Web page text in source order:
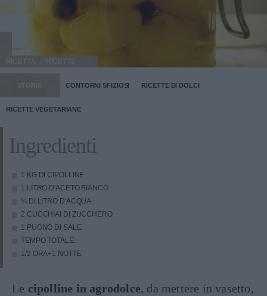
RICETTA
STORIA CONTORNI SFIZIOSI RICETTE DI DOLCI
RICETTE VEGETARIANE
Ingredienti
1 KG DI CIPOLLINE
1 LITRO D'ACETO BIANCO
¼ DI LITRO D'ACQUA
2 CUCCHIAI DI ZUCCHERO
1 PUGNO DI SALE
TEMPO TOTALE:
1/2 ORA+1 NOTTE
Le cipolline in agrodolce, da mettere in vasetto,